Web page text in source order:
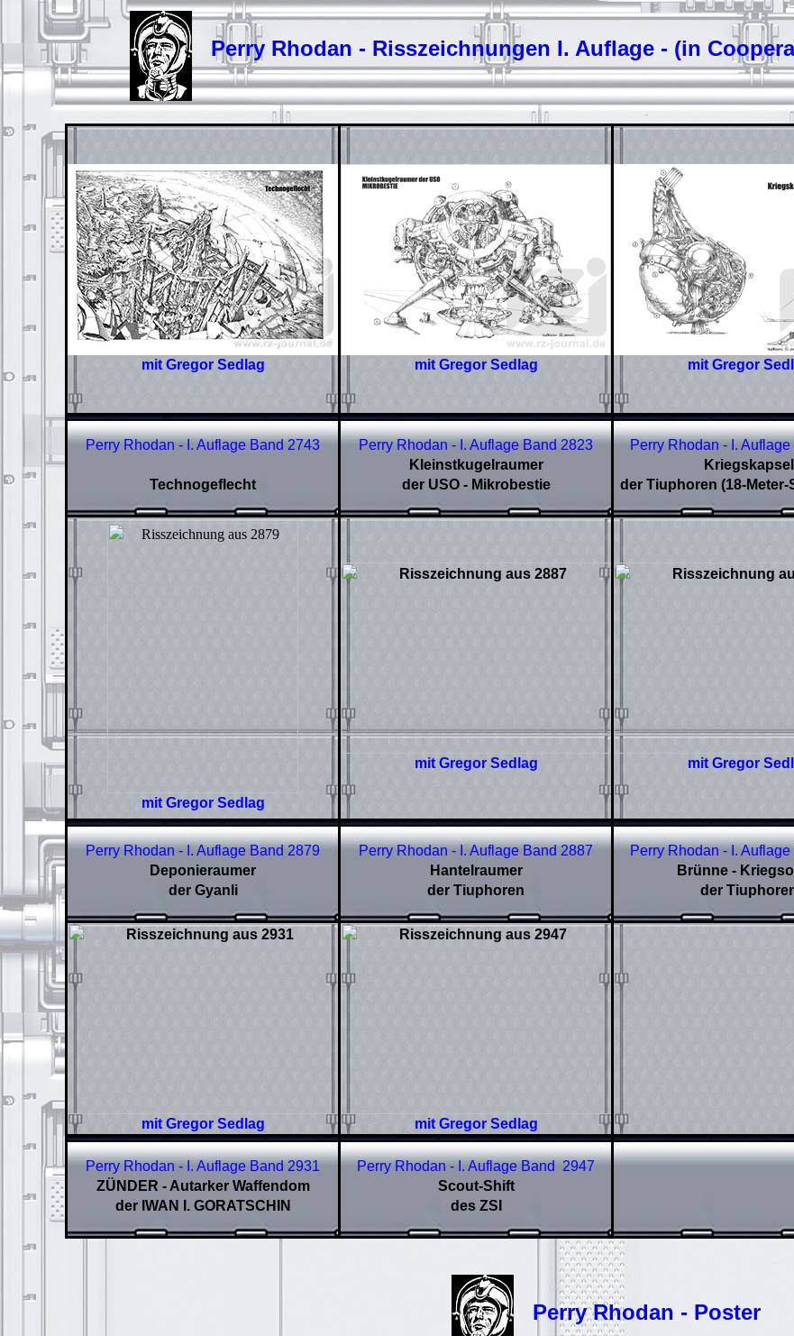
Perry Rhodan - Risszeichnungen I. Auflage - (in
mit Gregor Sedlag mit Gregor Sedlag mit Gregor
Perry Rhodan - I. Auflage Band 2743
Technogeflecht
Perry Rhodan - I. Auflage Band 2823
Kleinstkugelraumer
der USO - Mikrobestie
Perry Rhodan - I. Auflage
Kriegskapsel
der Tiuphoren (18-
mit Gregor Sedlag
mit Gregor Sedlag mit Gregor
Perry Rhodan - I. Auflage Band 2879
Deponieraumer
der Gyanli
Perry Rhodan - I. Auflage Band 2887
Hantelraumer
der Tiuphoren
Perry Rhodan - I. Auflage
Brünne -
der
mit Gregor Sedlag mit Gregor Sedlag
Perry Rhodan - I. Auflage Band 2931
ZÜNDER - Autarker Waffendom
der IWAN I. GORATSCHIN
Perry Rhodan - I. Auflage Band 2947
Scout-Shift
des ZSI
Perry Rhodan - Poster